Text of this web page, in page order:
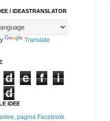
/ IDEASTRANSLATOR
Translate
d e f
i
d
IDEE
pagina Facebook